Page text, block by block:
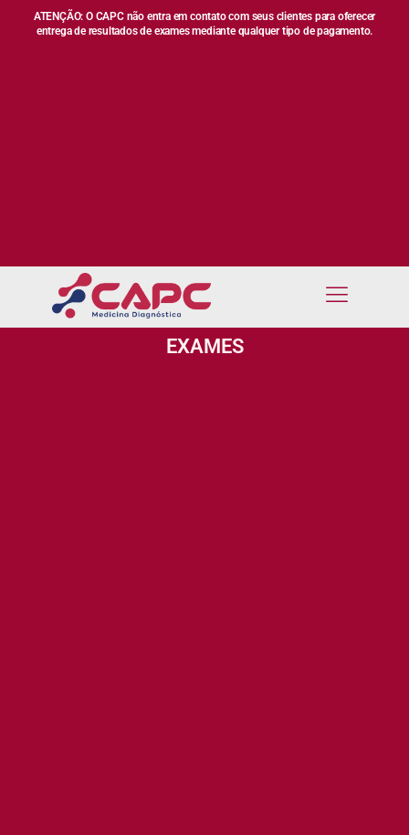
ATENÇÃO: O CAPC não entra em contato com seus clientes para oferecer
entrega de resultados de exames mediante qualquer tipo de pagamento.
EXAMES